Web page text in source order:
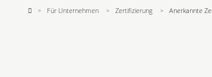
Für Unternehmen Zertifizierung Anerkannte